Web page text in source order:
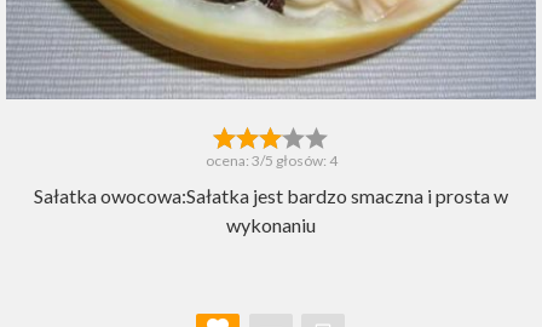
ocena: 3/5 głosów: 4
Sałatka owocowa:Sałatka jest bardzo smaczna i prosta w
wykonaniu